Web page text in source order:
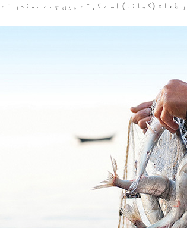
طعام (کھانا) اسے کہتے ہیں جسے سمندر